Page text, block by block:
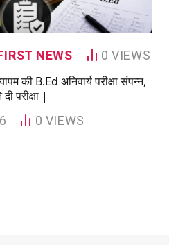
NEWS 0VIEWS
की B.Ed अनिवार्य परीक्षा संपन्न,
परीक्षा |
0 VIEWS